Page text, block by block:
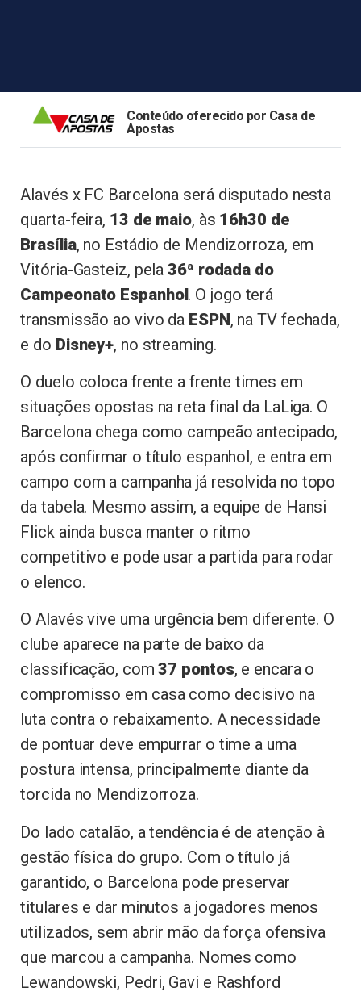
Conteúdo oferecido por Casa de
Apostas
Alavés x FC Barcelona será disputado nesta
quarta-feira, 13 de maio, às 16h30 de
Brasília, no Estádio de Mendizorroza, em
Vitória-Gasteiz, pela36ª rodada do
Campeonato Espanhol. O jogo terá
transmissão ao vivo da ESPN, na TV fechada,
e do Disney+, no streaming.
O duelo coloca frente a frente times em
situações opostas na reta final da LaLiga. O
Barcelona chega como campeão antecipado,
após confirmar o título espanhol, e entra em
campo com a campanha já resolvida no topo
da tabela. Mesmo assim, a equipe de Hansi
Flick ainda busca manter o ritmo
competitivo e pode usar a partida para rodar
o elenco.
O Alavés vive uma urgência bem diferente. O
clube aparece na parte de baixo da
classificação, com37 pontos, e encara o
compromisso em casa como decisivo na
luta contra o rebaixamento. A necessidade
de pontuar deve empurrar o time a uma
postura intensa, principalmente diante da
torcida no Mendizorroza.
Do lado catalão, a tendência é de atenção à
gestão física do grupo. Com o título já
garantido, o Barcelona pode preservar
titulares e dar minutos a jogadores menos
utilizados, sem abrir mão da força ofensiva
que marcou a campanha. Nomes como
Lewandowski, Pedri, Gavi e Rashford